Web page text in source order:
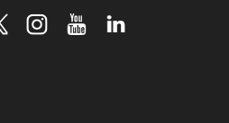
robótica FIRST 2026! (video)